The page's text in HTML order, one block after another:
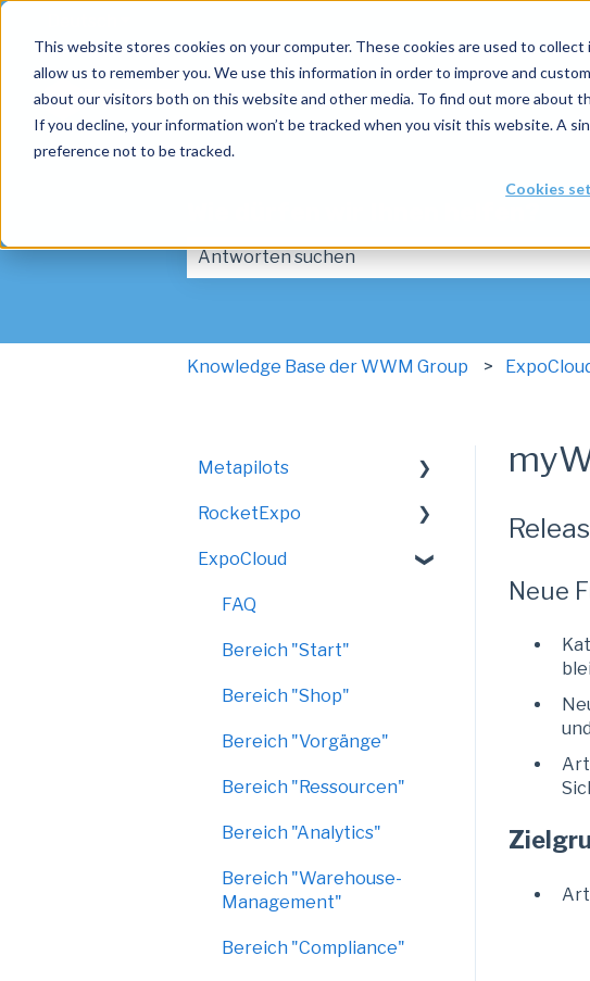
This website stores cookies on your computer. These cookies are used to
allow us to remember you. We use this information in order to improve and
about our visitors both on this website and other media. To find out more about
If you decline, your information won’t be tracked when you visit this website. A
preference not to be tracked.
Cookies
Knowledge Base der WWM Group
Neue
Metapilots
VirtualShow
RocketExpo
LED-Messewand
ExpoCloud
FAQ
Bereich "Start"
Bereich "Shop"
Bereich "Vorgänge"
Bereich "Ressourcen"
Bereich "Analytics"
Bereich "Warehouse-
Management"
Bereich "Compliance"